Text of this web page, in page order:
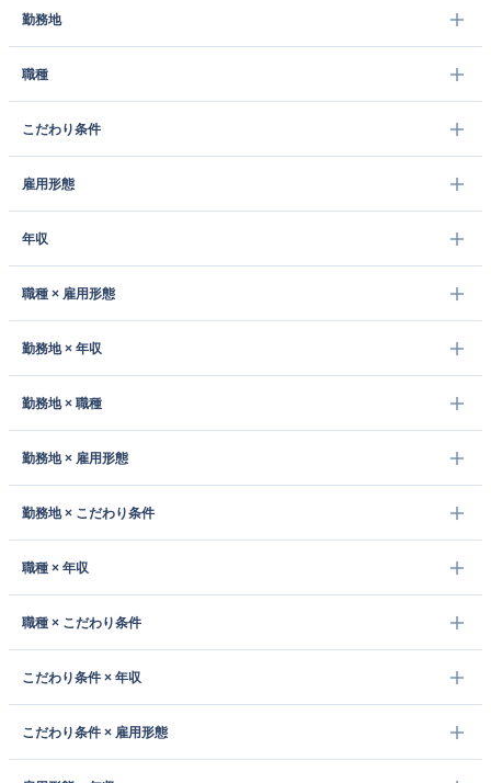
勤務地
職種
こだわり条件
雇用形態
年収
職種 × 雇用形態
勤務地 × 年収
勤務地 × 職種
勤務地 × 雇用形態
勤務地 × こだわり条件
職種 × 年収
職種 × こだわり条件
こだわり条件 × 年収
こだわり条件 × 雇用形態